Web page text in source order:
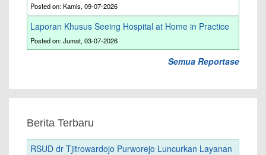
Posted on: Kamis, 09-07-2026
Laporan Khusus Seeing Hospital at Home in Practice
Posted on: Jumat, 03-07-2026
Semua Reportase
Berita Terbaru
RSUD dr Tjitrowardojo Purworejo Luncurkan Layanan